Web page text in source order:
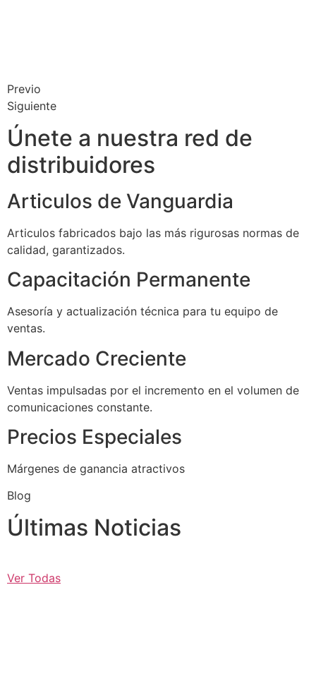
Previo
Siguiente
Únete a nuestra red de
distribuidores
Articulos de Vanguardia
Articulos fabricados bajo las más rigurosas normas de
calidad, garantizados.
Capacitación Permanente
Asesoría y actualización técnica para tu equipo de
ventas.
Mercado Creciente
Ventas impulsadas por el incremento en el volumen de
comunicaciones constante.
Precios Especiales
Márgenes de ganancia atractivos
Blog
Últimas Noticias
Ver Todas